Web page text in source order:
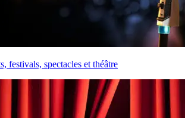
festivals, spectacles et théâtre